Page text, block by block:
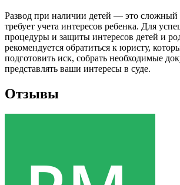
Развод при наличии детей — это сложный
требует учета интересов ребенка. Для
процедуры и защиты интересов детей и
рекомендуется обратиться к юристу,
подготовить иск, собрать необходимые
представлять ваши интересы в суде.
Отзывы